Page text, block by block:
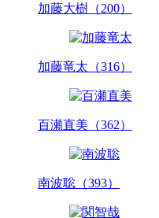
加藤大樹（200）
加藤竜太（316）
百瀬直美（362）
南波聡（393）